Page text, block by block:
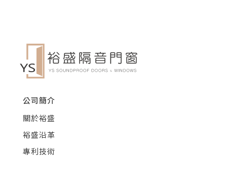
公司簡介
關於裕盛
裕盛沿革
專利技術